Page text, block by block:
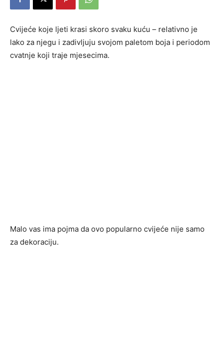
Cvijeće koje ljeti krasi skoro svaku kuću – relativno je
lako za njegu i zadivljuju svojom paletom boja i periodom
cvatnje koji traje mjesecima.
Malo vas ima pojma da ovo popularno cvijeće nije samo
za dekoraciju.